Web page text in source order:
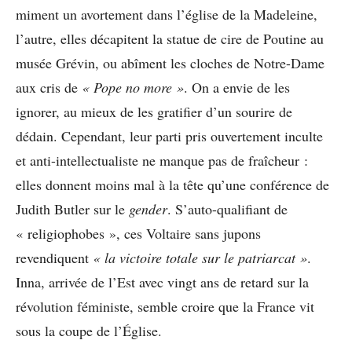
miment un avortement dans l’église de la Madeleine,
l’autre, elles décapitent la statue de cire de Poutine au
musée Grévin, ou abîment les cloches de Notre-Dame
aux cris de « Pope no more ». On a envie de les
ignorer, au mieux de les gratifier d’un sourire de
dédain. Cependant, leur parti pris ouvertement inculte
et anti-intellectualiste ne manque pas de fraîcheur :
elles donnent moins mal à la tête qu’une conférence de
Judith Butler sur le gender. S’auto-qualifiant de
« religiophobes », ces Voltaire sans jupons
revendiquent « la victoire totale sur le patriarcat ».
Inna, arrivée de l’Est avec vingt ans de retard sur la
révolution féministe, semble croire que la France vit
sous la coupe de l’Église.